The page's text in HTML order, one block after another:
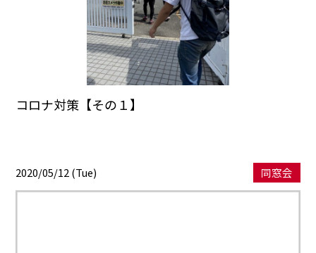
コロナ対策【その１】
2020/05/12 (Tue) 同窓会